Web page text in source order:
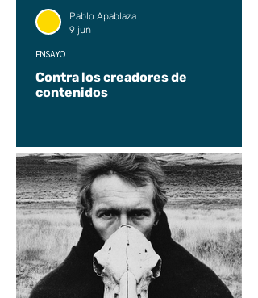
Contra los creadores de
contenidos
ENSAYO
Pablo Apablaza
9 jun